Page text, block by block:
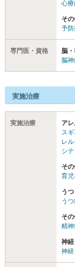
心
そ
予
専門医・資格
脳
脳
実施治療
実施治療
ア
ス
レ
シテ
そ
育
うつ
う
そ
精
神
神経